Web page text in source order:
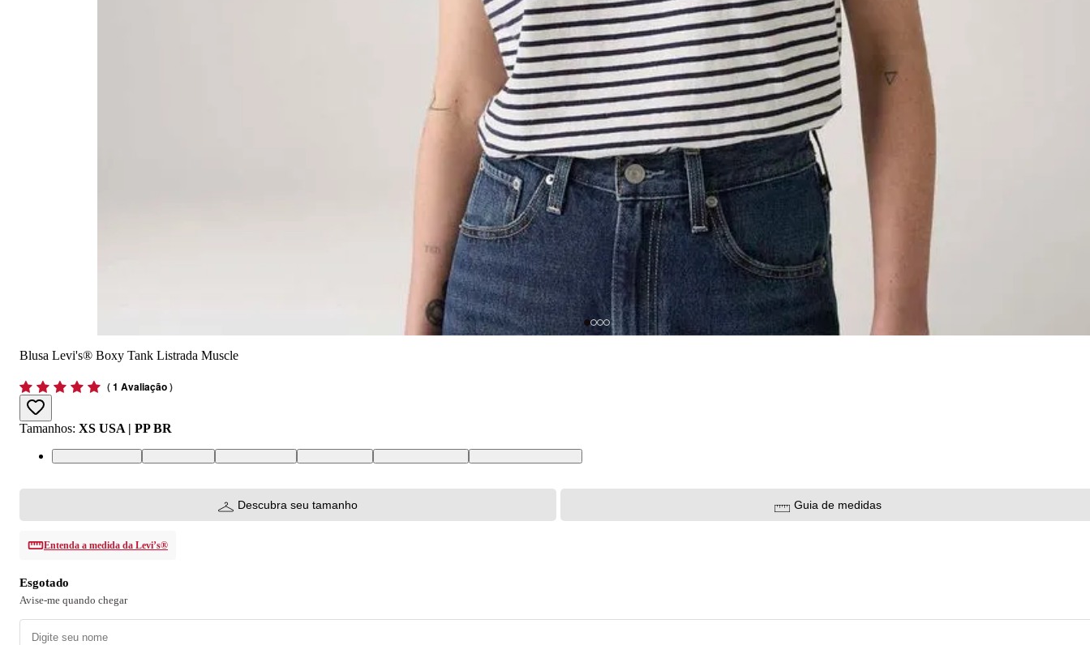
Blusa Levi's® Boxy Tank Listrada Muscle
(1 Avaliação)
Tamanhos: XS USA | PP BR
XS USA | PP BRS USA | P BRM USA | M BRL USA | G BRXL USA | GG BRXXL USA | EGG BR
Descubra seu tamanho Guia de medidas
Entenda a medida da Levi’s®
Esgotado
Avise-me quando chegar